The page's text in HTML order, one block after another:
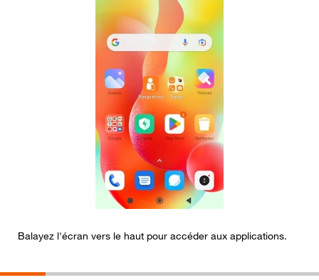
Balayez l'écran vers le haut pour accéder aux applications.